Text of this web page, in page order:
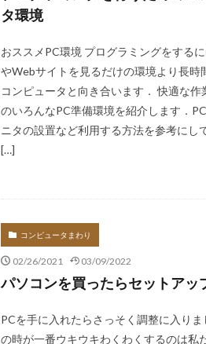
タ環境
おススメPC環境 プログラミングをする
やWebサイトを見るだけの環境より長時
コンピュータと向き合います． 快適な作
のいろんなPC準備環境を紹介します．
ニタの設置など利用する方法を参考にし
[…]
コンピュータまわり
02/26/2021 03/09/2022
パソコンを買ったらセットアッ
PCを手に入れたらさっそく調整に入りま
の時が一番ウキウキわくわくするのは私